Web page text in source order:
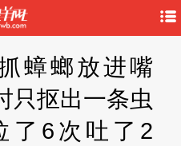
蟑螂放进嘴
只抠出一条虫
了6次吐了2